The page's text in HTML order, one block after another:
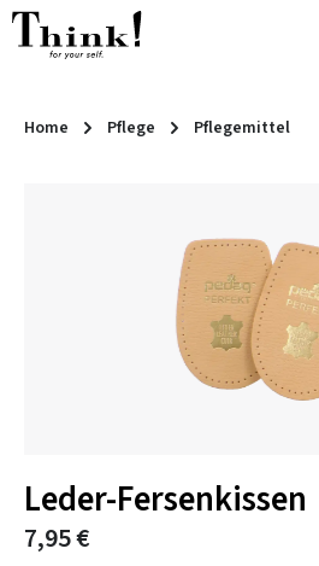
Zum Hauptinhalt springen
Home Pflege Pflegemittel
Leder-Fersenkissen
7,95 €